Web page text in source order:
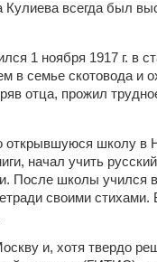
Кулиева всегда был
1 ноября 1917 г. в
в семье скотовода и
отца, прожил
открывшуюся школу в
начал учить
После школы учился
своими стихами.
и, хотя твердо